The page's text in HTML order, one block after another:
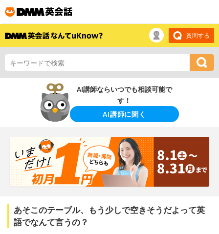
質問する
AI講師ならいつでも相談可能で
す！
AI講師に聞く
あそこのテーブル、もう少しで空きそうだよって英
語でなんて言うの？